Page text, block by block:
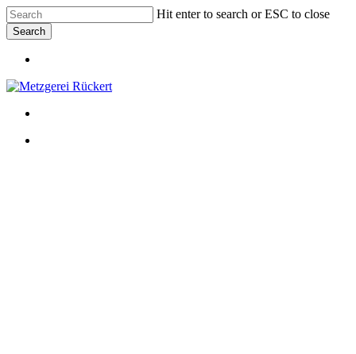
Skip
to
main
content
Hit enter to search or ESC to close
Search
Search
Menu